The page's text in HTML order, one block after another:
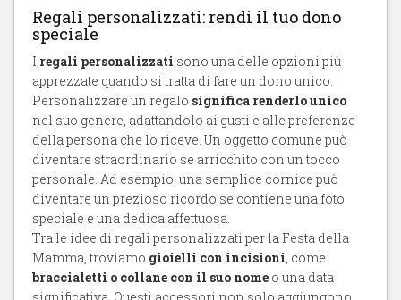
Regali personalizzati: rendi il tuo dono
speciale
I regali personalizzati sono una delle opzioni più
apprezzate quando si tratta di fare un dono unico.
Personalizzare un regalo significa renderlo unico
nel suo genere, adattandolo ai gusti e alle preferenze
della persona che lo riceve. Un oggetto comune può
diventare straordinario se arricchito con un tocco
personale. Ad esempio, una semplice cornice può
diventare un prezioso ricordo se contiene una foto
speciale e una dedica affettuosa.
Tra le idee di regali personalizzati per la Festa della
Mamma, troviamo gioielli con incisioni, come
braccialetti o collane con il suo nome o una data